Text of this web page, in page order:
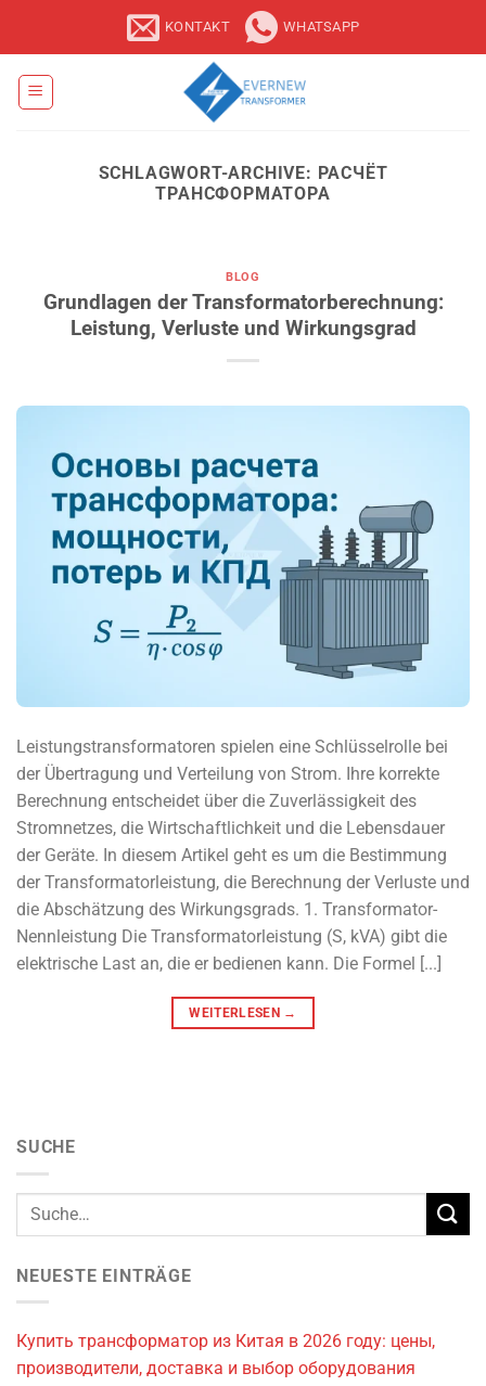
KONTAKT WHATSAPP
SCHLAGWORT-ARCHIVE: РАСЧЁТ
ТРАНСФОРМАТОРА
BLOG
Grundlagen der Transformatorberechnung:
Leistung, Verluste und Wirkungsgrad
Leistungstransformatoren spielen eine Schlüsselrolle bei
der Übertragung und Verteilung von Strom. Ihre korrekte
Berechnung entscheidet über die Zuverlässigkeit des
Stromnetzes, die Wirtschaftlichkeit und die Lebensdauer
der Geräte. In diesem Artikel geht es um die Bestimmung
der Transformatorleistung, die Berechnung der Verluste und
die Abschätzung des Wirkungsgrads. 1. Transformator-
Nennleistung Die Transformatorleistung (S, kVA) gibt die
elektrische Last an, die er bedienen kann. Die Formel [...]
WEITERLESEN →
SUCHE
NEUESTE EINTRÄGE
Купить трансформатор из Китая в 2026 году: цены,
производители, доставка и выбор оборудования